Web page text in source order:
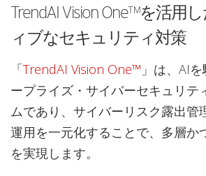
TrendAI Vision One™を活用
ィブなセキュリティ対策
「TrendAI Vision One™ 」は、AI
ープライズ・サイバーセキュリテ
ムであり、サイバーリスク露出管
運用を一元化することで、多層か
を実現します。